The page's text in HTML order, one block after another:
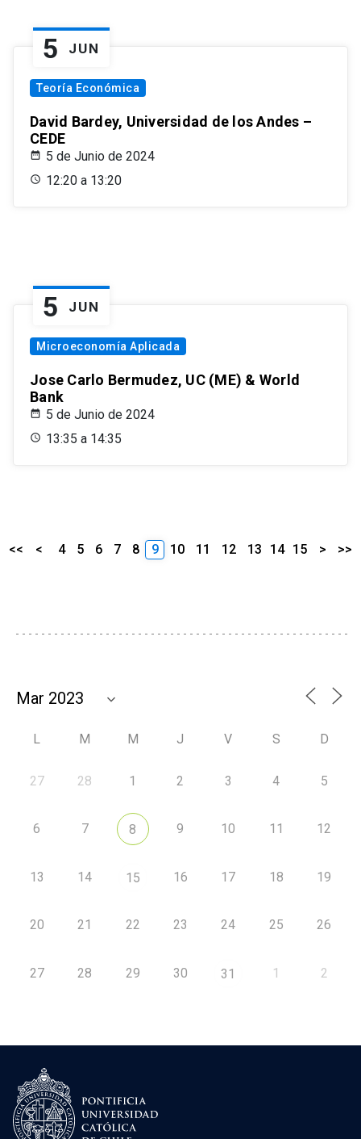
5 JUN
Teoría Económica
David Bardey, Universidad de los Andes –
CEDE
5 de Junio de 2024
12:20 a 13:20
5 JUN
Microeconomía Aplicada
Jose Carlo Bermudez, UC (ME) & World
Bank
5 de Junio de 2024
13:35 a 14:35
<< < 4 5 6 7 8 9 10 11 12 13 14 15 > >>
L M M J V S D
27 28 1 2 3 4 5
6 7 8 9 10 11 12
13 14 15 16 17 18 19
20 21 22 23 24 25 26
27 28 29 30 31 1 2